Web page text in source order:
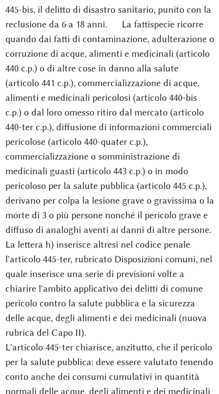
445-bis, il delitto di disastro sanitario, punito con la
reclusione da 6 a 18 anni. La fattispecie ricorre
quando dai fatti di contaminazione, adulterazione o
corruzione di acque, alimenti e medicinali (articolo
440 c.p.) o di altre cose in danno alla salute
(articolo 441 c.p.), commercializzazione di acque,
alimenti e medicinali pericolosi (articolo 440-bis
c.p.) o dal loro omesso ritiro dal mercato (articolo
440-ter c.p.), diffusione di informazioni commerciali
pericolose (articolo 440-quater c.p.),
commercializzazione o somministrazione di
medicinali guasti (articolo 443 c.p.) o in modo
pericoloso per la salute pubblica (articolo 445 c.p.),
derivano per colpa la lesione grave o gravissima o la
morte di 3 o più persone nonché il pericolo grave e
diffuso di analoghi aventi ai danni di altre persone.
La lettera h) inserisce altresì nel codice penale
l'articolo 445-ter, rubricato Disposizioni comuni, nel
quale inserisce una serie di previsioni volte a
chiarire l'ambito applicativo dei delitti di comune
pericolo contro la salute pubblica e la sicurezza
delle acque, degli alimenti e dei medicinali (nuova
rubrica del Capo II).
L'articolo 445-ter chiarisce, anzitutto, che il pericolo
per la salute pubblica: deve essere valutato tenendo
conto anche dei consumi cumulativi in quantità
normali delle acque, degli alimenti e dei medicinali